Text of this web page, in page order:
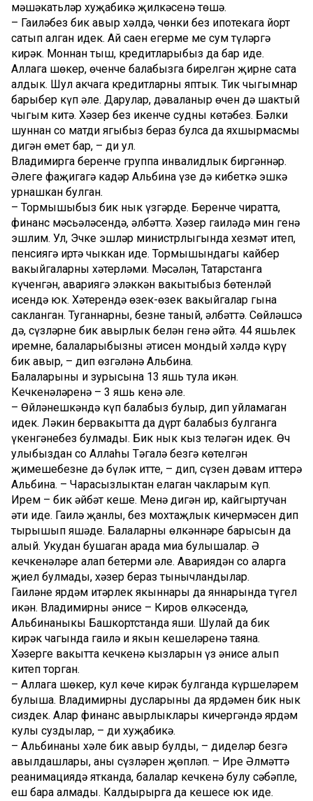
мәшәкатьләр хуҗабикә җилкәсенә төшә.
– Гаиләбез бик авыр хәлдә, чөнки без ипотекага йорт
сатып алган идек. Ай саен егерме мең сум түләргә
кирәк. Моннан тыш, кредитларыбыз да бар иде.
Аллага шөкер, өченче балабызга бирелгән җирне сата
алдык. Шул акчага кредитларны яптык. Тик чыгымнар
барыбер күп әле. Дарулар, дәваланыр өчен дә шактый
чыгым китә. Хәзер без икенче судны көтәбез. Бәлки
шуннан соң матди ягыбыз бераз булса да яхшырмасмы
дигән өмет бар, – ди ул.
Владимирга беренче группа инвалидлык биргәннәр.
Әлеге фаҗигагә кадәр Альбина үзе дә кибеткә эшкә
урнашкан булган.
– Тормышыбыз бик нык үзгәрде. Беренче чиратта,
финанс мәсьәләсендә, әлбәттә. Хәзер гаиләдә мин генә
эшлим. Ул, Эчке эшләр министрлыгында хезмәт итеп,
пенсиягә иртә чыккан иде. Тормышындагы кайбер
вакыйгаларны хәтерләми. Мәсәлән, Татарстанга
күченгән, авариягә эләккән вакытыбыз бөтенләй
исендә юк. Хәтерендә өзек-өзек вакыйгалар гына
сакланган. Туганнарны, безне таный, әлбәттә. Сөйләшсә
дә, сүзләрне бик авырлык белән генә әйтә. 44 яшьлек
иремне, балаларыбызның әтисен мондый хәлдә күрү
бик авыр, – дип өзгәләнә Альбина.
Балаларының иң зурысына 13 яшь тула икән.
Кечкенәләренә – 3 яшь кенә әле.
– Өйләнешкәндә күп балабыз булыр, дип уйламаган
идек. Ләкин бервакытта да дүрт балабыз булганга
үкенгәнебез булмады. Бик нык кыз теләгән идек. Өч
улыбыздан соң Аллаһы Тәгалә безгә көтелгән
җимешебезне дә бүләк итте, – дип, сүзен дәвам иттерә
Альбина. – Чарасызлыктан елаган чакларым күп.
Ирем – бик әйбәт кеше. Менә дигән ир, кайгыртучан
әти иде. Гаилә җанлы, без мохтаҗлык кичермәсен дип
тырышып яшәде. Балаларның өлкәннәре барысын да
аңлый. Укудан бушаган арада миңа булышалар. Ә
кечкенәләре аңлап бетерми әле. Авариядән соң аларга
җиңел булмады, хәзер бераз тынычландылар.
Гаиләнең ярдәм итәрлек якыннары да яннарында түгел
икән. Владимирның әнисе – Киров өлкәсендә,
Альбинаныкы Башкортстанда яши. Шулай да бик
кирәк чагында гаилә иң якын кешеләренә таяна.
Хәзерге вакытта кечкенә кызларын үз әнисе алып
китеп торган.
– Аллага шөкер, кул көче кирәк булганда күршеләрем
булыша. Владимирның дусларының да ярдәмен бик нык
сиздек. Алар финанс авырлыклары кичергәндә ярдәм
кулы суздылар, – ди хуҗабикә.
– Альбинаның хәле бик авыр булды, – диделәр безгә
авылдашлары, аның сүзләрен җөпләп. – Ире Әлмәттә
реанимациядә ятканда, балалар кечкенә булу сәбәпле,
еш бара алмады. Калдырырга да кешесе юк иде.